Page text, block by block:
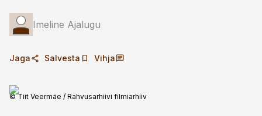
Imeline Ajalugu
Jaga Salvesta Vihja
© Tiit Veermäe / Rahvusarhiivi filmiarhiiv